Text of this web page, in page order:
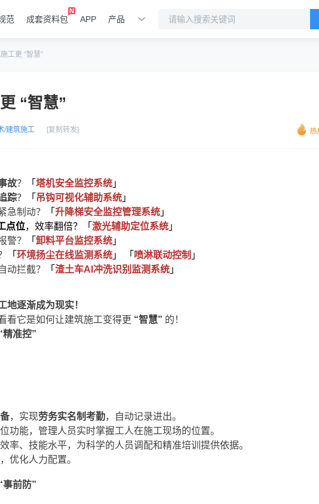
范 成套资料包 APP 产品
工更 “智慧”
“智慧”
/建筑施工 [复制转发]
故？ 「 塔机安全监控系统 」
踪？ 「 吊钩可视化辅助系统 」
急制动？ 「 升降梯安全监控管理系统 」
点位，效率翻倍？「 激光辅助定位系统 」
警？ 「 卸料平台监控系统 」
「 环境扬尘在线监测系统 」 「 喷淋联动控制 」
动拦截？ 「 渣土车AI冲洗识别监测系统 」
地逐渐成为现实！
看它是如何让建筑施工变得更 “智慧” 的！
准控”
，实现劳务实名制考勤，自动记录进出。
功能，管理人员实时掌握工人在施工现场的位置。
率、技能水平，为科学的人员调配和精准培训提供依据。
优化人力配置。
前防”